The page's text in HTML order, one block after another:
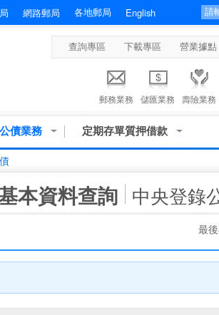
網路郵局 各地郵局 English
查詢專區 下載專區 營業據點
郵務業務 儲匯業務 壽險業務
公債業務 定期存單質押借款
本資料查詢 中央登錄
最